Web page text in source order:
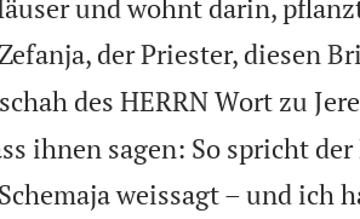
und wohnt darin,
der Priester, diesen
des HERRN Wort zu
ihnen sagen: So spricht der
weissagt – und ich